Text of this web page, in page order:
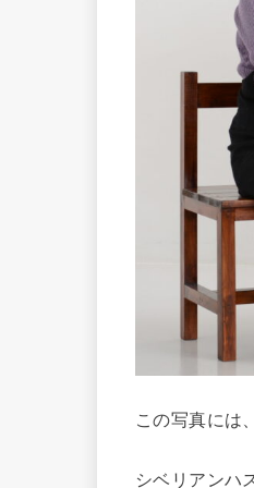
この写真には
シベリアンハ